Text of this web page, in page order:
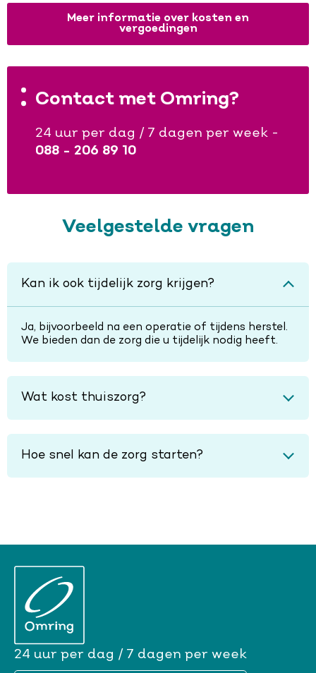
Meer informatie over kosten en
vergoedingen
Contact met Omring?
24 uur per dag / 7 dagen per week -
088 - 206 89 10
Veelgestelde vragen
Kan ik ook tijdelijk zorg krijgen?
Ja, bijvoorbeeld na een operatie of tijdens herstel.
We bieden dan de zorg die u tijdelijk nodig heeft.
Wat kost thuiszorg?
Hoe snel kan de zorg starten?
24 uur per dag / 7 dagen per week